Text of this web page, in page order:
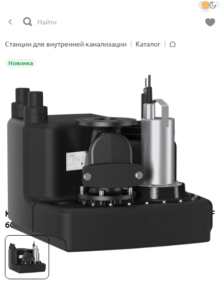
Станции для внутренней канализации
Каталог
Канализационная насосная станция Onimiq MDF
60-7,5/380-1ACC-80/4A, артикул 22556504
Новинка